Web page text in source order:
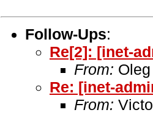
Follow-Ups:
Re[2]: [inet-
From:
Re: [inet-
From: